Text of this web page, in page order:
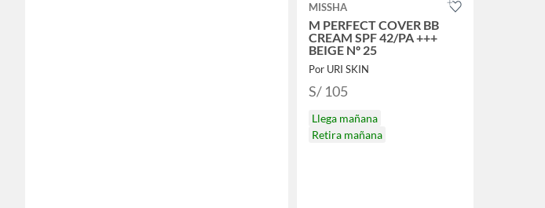
MISSHA
M PERFECT COVER BB
CREAM SPF 42/PA +++
BEIGE Nº 25
Por URI SKIN
S/ 105
Llega mañana
Retira mañana